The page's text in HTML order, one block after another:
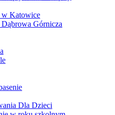
Katowice
Górnicza
Dla Dzieci